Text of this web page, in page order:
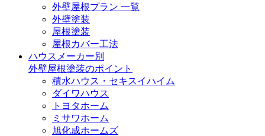
外壁屋根プラン 一覧
外壁塗装
屋根塗装
屋根カバー工法
ハウスメーカー別
外壁屋根塗装のポイント
積水ハウス・セキスイハイム
ダイワハウス
トヨタホーム
ミサワホーム
旭化成ホームズ